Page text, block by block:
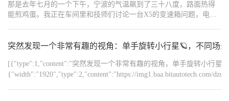
那是去年七月的一个下午，宁波的气温飙到了三十八度，路面热得
能煎鸡蛋。我正在车间里和技师们讨论一台X5的变速箱问题，电话
也不制冷了，我现在在高架上，怎么办？我赶紧让他把所有用电器
口下高架，靠边停车，千万别再开了，马上叫拖车拖到邦群来。
突然发现一个非常有趣的视角：单手旋转小行星🪐，不同场
[{"type":1,"content":"突然发现一个非常有趣的视角，单手旋转小行
{"width":"1920","type":2,"content":"https://img1.baa.bitautotech.com/